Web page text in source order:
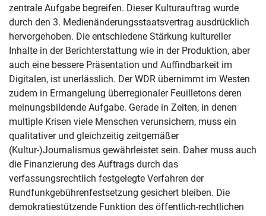
zentrale Aufgabe begreifen. Dieser Kulturauftrag wurde
durch den 3. Medienänderungsstaatsvertrag ausdrücklich
hervorgehoben. Die entschiedene Stärkung kultureller
Inhalte in der Berichterstattung wie in der Produktion, aber
auch eine bessere Präsentation und Auffindbarkeit im
Digitalen, ist unerlässlich. Der WDR übernimmt im Westen
zudem in Ermangelung überregionaler Feuilletons deren
meinungsbildende Aufgabe. Gerade in Zeiten, in denen
multiple Krisen viele Menschen verunsichern, muss ein
qualitativer und gleichzeitig zeitgemäßer
(Kultur-)Journalismus gewährleistet sein. Daher muss auch
die Finanzierung des Auftrags durch das
verfassungsrechtlich festgelegte Verfahren der
Rundfunkgebührenfestsetzung gesichert bleiben. Die
demokratiestützende Funktion des öffentlich-rechtlichen